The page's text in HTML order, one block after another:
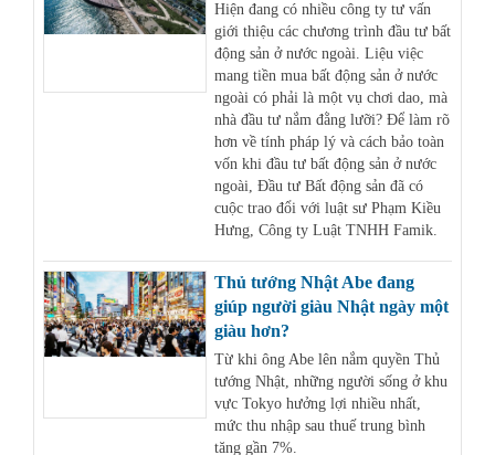
Hiện đang có nhiều công ty tư vấn
giới thiệu các chương trình đầu tư bất
động sản ở nước ngoài. Liệu việc
mang tiền mua bất động sản ở nước
ngoài có phải là một vụ chơi dao, mà
nhà đầu tư nắm đằng lưỡi? Để làm rõ
hơn về tính pháp lý và cách bảo toàn
vốn khi đầu tư bất động sản ở nước
ngoài, Đầu tư Bất động sản đã có
cuộc trao đổi với luật sư Phạm Kiều
Hưng, Công ty Luật TNHH Famik.
Thủ tướng Nhật Abe đang
giúp người giàu Nhật ngày một
giàu hơn?
Từ khi ông Abe lên nắm quyền Thủ
tướng Nhật, những người sống ở khu
vực Tokyo hưởng lợi nhiều nhất,
mức thu nhập sau thuế trung bình
tăng gần 7%.